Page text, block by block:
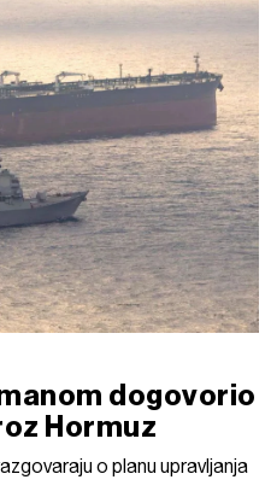
dogovorio
Hormuz
o planu upravljanja